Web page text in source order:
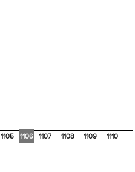
1105 1106 1107 1108 1109
1110